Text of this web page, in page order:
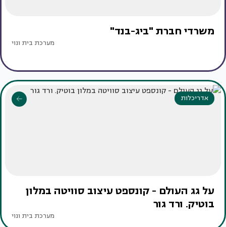
משרדי חברת "ביג-בנד"
מערכת בית ונוי
אדריכלות
על גג העולם - קונספט עיצוב סוויטה במלון
בוטיק. ורד גור
מערכת בית ונוי